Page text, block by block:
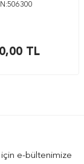
N:506300
TL
e-bültenimize